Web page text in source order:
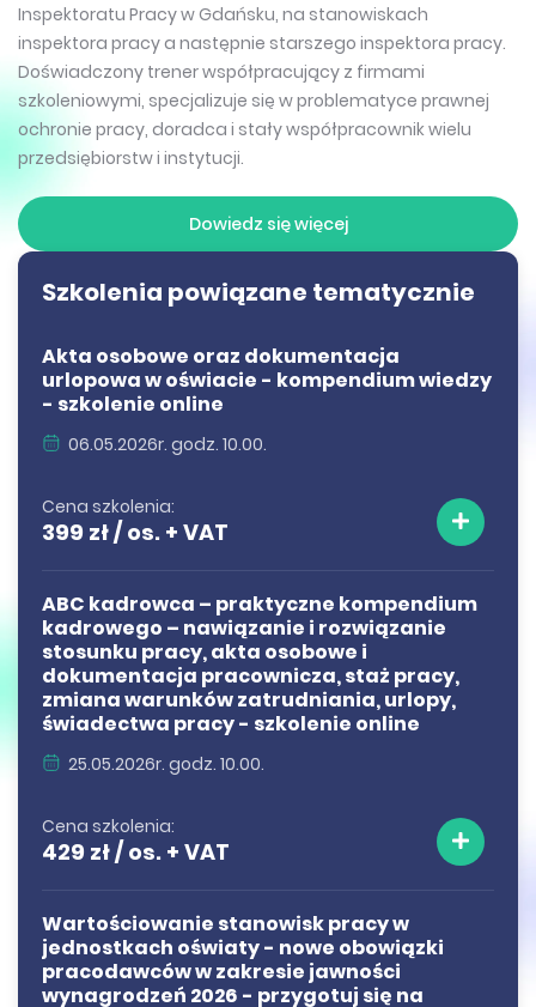
Inspektoratu Pracy w Gdańsku, na stanowiskach
inspektora pracy a następnie starszego inspektora pracy.
Doświadczony trener współpracujący z firmami
szkoleniowymi, specjalizuje się w problematyce prawnej
ochronie pracy, doradca i stały współpracownik wielu
przedsiębiorstw i instytucji.
Dowiedz się więcej
Szkolenia powiązane tematycznie
Akta osobowe oraz dokumentacja
urlopowa w oświacie - kompendium wiedzy
- szkolenie online
06.05.2026r. godz. 10.00.
Cena szkolenia:
399 zł / os. + VAT
ABC kadrowca – praktyczne kompendium
kadrowego – nawiązanie i rozwiązanie
stosunku pracy, akta osobowe i
dokumentacja pracownicza, staż pracy,
zmiana warunków zatrudniania, urlopy,
świadectwa pracy - szkolenie online
25.05.2026r. godz. 10.00.
Cena szkolenia:
429 zł / os. + VAT
Wartościowanie stanowisk pracy w
jednostkach oświaty - nowe obowiązki
pracodawców w zakresie jawności
wynagrodzeń 2026 - przygotuj się na